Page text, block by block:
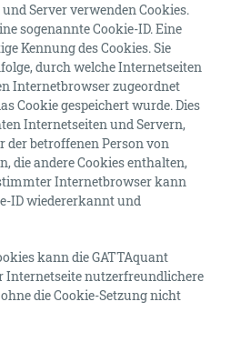
Server verwenden Cookies.
sogenannte Cookie-ID. Eine
Kennung des Cookies. Sie
durch welche Internetseiten
Internetbrowser zugeordnet
Cookie gespeichert wurde. Dies
Internetseiten und Servern,
der betroffenen Person von
die andere Cookies enthalten,
Internetbrowser kann
ID wiedererkannt und
kann die GATTAquant
Internetseite nutzerfreundlichere
die Cookie-Setzung nicht